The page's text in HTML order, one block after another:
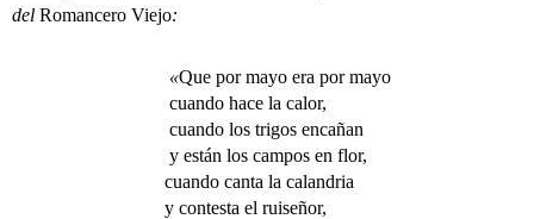
del Romancero Viejo:
«Que por mayo era por mayo
cuando hace la calor,
cuando los trigos encañan
y están los campos en flor,
cuando canta la calandria
y contesta el ruiseñor,